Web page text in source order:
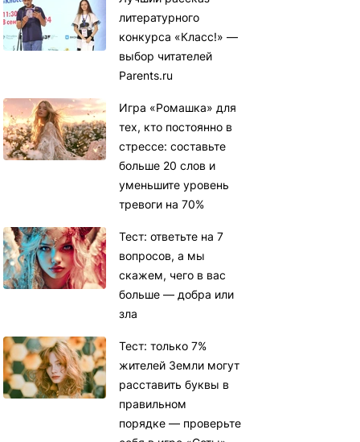
литературного
конкурса «Класс!» —
выбор читателей
Parents.ru
Игра «Ромашка» для
тех, кто постоянно в
стрессе: составьте
больше 20 слов и
уменьшите уровень
тревоги на 70%
Тест: ответьте на 7
вопросов, а мы
скажем, чего в вас
больше — добра или
зла
Тест: только 7%
жителей Земли могут
расставить буквы в
правильном
порядке — проверьте